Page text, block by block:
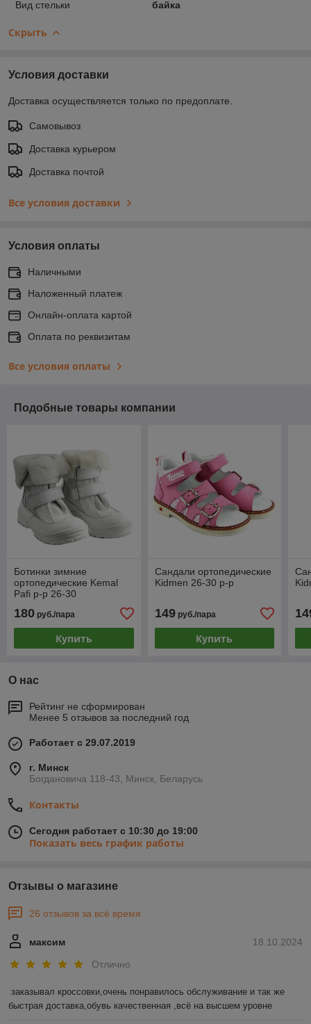
Вид стельки байка
Скрыть
Условия доставки
Доставка осуществляется только по предоплате.
Самовывоз
Доставка курьером
Доставка почтой
Все условия доставки
Условия оплаты
Наличными
Наложенный платеж
Онлайн-оплата картой
Оплата по реквизитам
Все условия оплаты
Подобные товары компании
Ботинки зимние
ортопедические Kemal
Pafi р-р 26-30
180 руб./пара
Купить
Сандали ортопедические
Kidmen 26-30 р-р
149руб./пара
Купить
О нас
Рейтинг не сформирован
Менее 5 отзывов за последний год
Работает с 29.07.2019
г. Минск
Богдановича 118-43, Минск, Беларусь
Контакты
Сегодня работает с 10:30 до 19:00
Показать весь график работы
Отзывы о магазине
26 отзывов за всё время
18.10.2024
максим
Отлично
заказывал кроссовки,очень понравилось обслуживание и так же
быстрая доставка,обувь качественная ,всё на высшем уровне